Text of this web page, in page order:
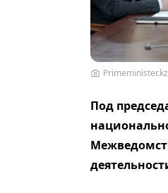
Primeminister.kz
Под